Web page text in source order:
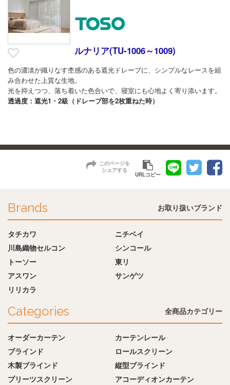
ルナリア(TU-1006～1009)
色の濃淡が織りなす杢感のある遮光ドレープに、シンプルなレースを組
み合わせた上質な生地。
光を抑えつつ、落ち着いた色合いで、寝室にも心地よく寄り添います。
透過度：遮光1・2級（ドレープ部を2枚重ねた時）
このページを
シェアする
URLコピー
Brands お取り扱いブランド
タチカワ
ニチベイ
川島織物セルコン
シンコール
トーソー
東リ
アスワン
サンゲツ
リリカラ
Categories 全商品カテゴリー
オーダーカーテン
カーテンレール
ブラインド
ロールスクリーン
木製ブラインド
縦型ブラインド
プリーツスクリーン
アコーディオンカーテン